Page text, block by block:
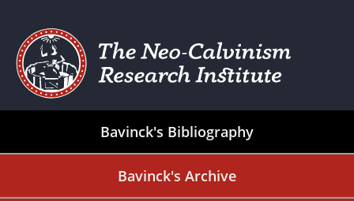
Bavinck's Bibliography
Bavinck's Archive